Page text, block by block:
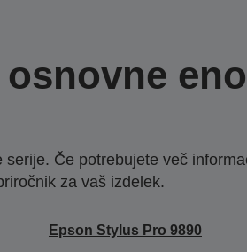
Če potrebujete več
za vaš izdelek.
Epson Stylus Pro 9890